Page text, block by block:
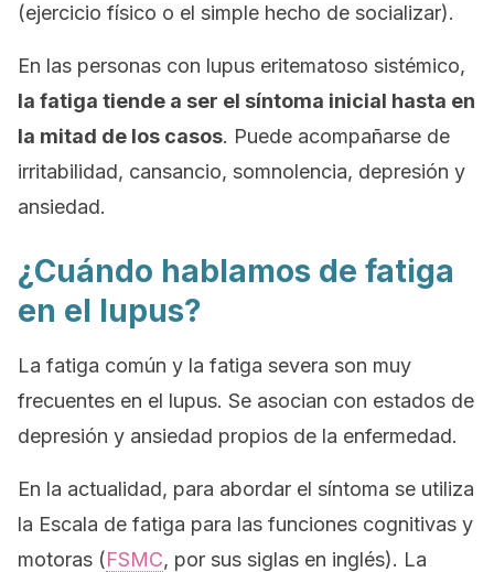
(ejercicio físico o el simple hecho de socializar).
En las personas con lupus eritematoso sistémico,
la fatiga tiende a ser el síntoma inicial hasta en
la mitad de los casos. Puede acompañarse de
irritabilidad, cansancio, somnolencia, depresión y
ansiedad.
¿Cuándo hablamos de fatiga
en el lupus?
La fatiga común y la fatiga severa son muy
frecuentes en el lupus. Se asocian con estados de
depresión y ansiedad propios de la enfermedad.
En la actualidad, para abordar el síntoma se utiliza
la Escala de fatiga para las funciones cognitivas y
motoras (FSMC, por sus siglas en inglés). La